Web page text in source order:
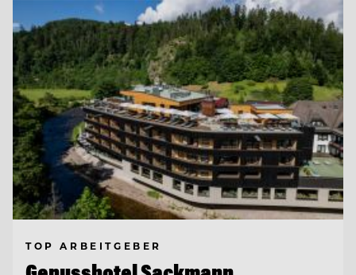
TOP ARBEITGEBER